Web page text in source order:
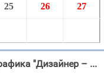
25 26 27
Поздравления с днем дизайнера-графика "Дизайнер – график – творческая натура, Вы создаёте чудо нам и красоту, Вы"